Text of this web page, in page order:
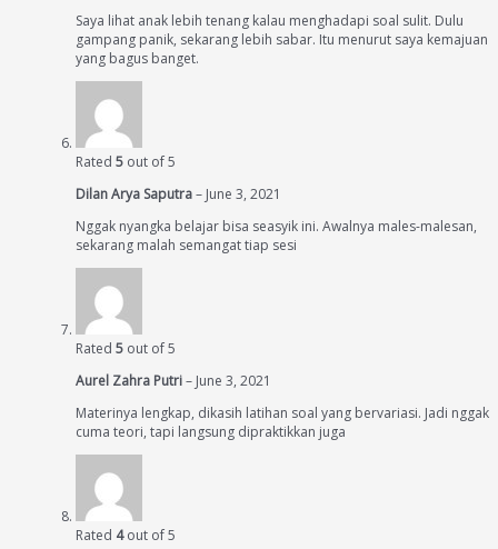
Saya lihat anak lebih tenang kalau menghadapi soal sulit. Dulu
gampang panik, sekarang lebih sabar. Itu menurut saya kemajuan
yang bagus banget.
Rated 5 out of 5
Dilan Arya Saputra– June 3, 2021
Nggak nyangka belajar bisa seasyik ini. Awalnya males-malesan,
sekarang malah semangat tiap sesi
Rated 5 out of 5
Aurel Zahra Putri– June 3, 2021
Materinya lengkap, dikasih latihan soal yang bervariasi. Jadi nggak
cuma teori, tapi langsung dipraktikkan juga
Rated 4out of 5